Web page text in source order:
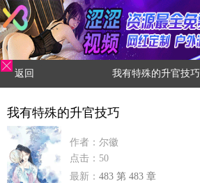
返回 我有特殊的升官技巧
我有特殊的升官技巧
作者：尔徽
点击：50
最新： 483 第 483 章